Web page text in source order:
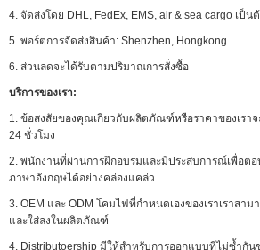
4. จัดส่งโดย DHL, FedEx, EMS, air & sea cargo เป็น
5. พอร์ตการจัดส่งสินค้า: Shenzhen, Hongkong
6. ส่วนลดจะได้รับตามปริมาณการสั่งซื้อ
บริการของเรา:
1. ข้อสงสัยของคุณเกี่ยวกับผลิตภัณฑ์หรือราคาของเรา
24 ชั่วโมง
2. พนักงานที่ผ่านการฝึกอบรมและมีประสบการณ์เพื่อ
ภาษาอังกฤษได้อย่างคล่องแคล่ว
3. OEM และ ODM โคมไฟที่กำหนดเองของเราเราสา
และใส่ลงในผลิตภัณฑ์
4. Distributoership มีให้สำหรับการออกแบบที่ไม่ซ้ำกั